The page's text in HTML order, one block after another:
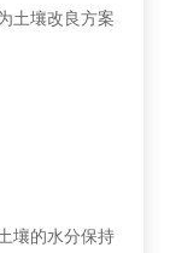
土壤改良方案
壤的水分保持